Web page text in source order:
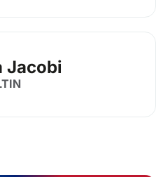
Jacobi